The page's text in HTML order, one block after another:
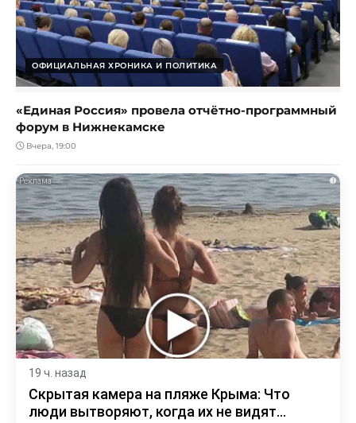
ОФИЦИАЛЬНАЯ ХРОНИКА И ПОЛИТИКА
«Единая Россия» провела отчётно-программный
форум в Нижнекамске
Вчера, 19:00
i
19 ч. назад
Скрытая камера на пляже Крыма: Что
люди вытворяют, когда их не видят...